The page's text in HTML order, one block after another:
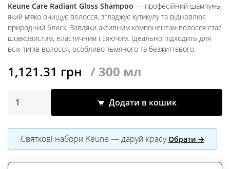
Keune Care Radiant Gloss Shampoo — професійний шампунь,
який м’яко очищує волосся, згладжує кутикулу та відновлює
природний блиск. Завдяки активним компонентам волосся стає
шовковистим, еластичним і сяючим. Ідеально підходить для
всіх типів волосся, особливо тьмяного та безжиттєвого.
1,121.31 грн / 300 мл
Додати в кошик
Святкові набори Keune — даруй красуОбрати →